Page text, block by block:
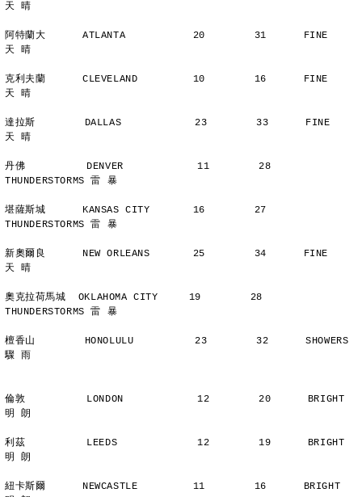
天 晴
阿特蘭大      ATLANTA           20        31      FINE
天 晴
克利夫蘭      CLEVELAND         10        16      FINE
天 晴
達拉斯        DALLAS            23        33      FINE
天 晴
丹佛          DENVER            11        28
THUNDERSTORMS 雷 暴
堪薩斯城      KANSAS CITY       16        27
THUNDERSTORMS 雷 暴
新奧爾良      NEW ORLEANS       25        34      FINE
天 晴
奧克拉荷馬城  OKLAHOMA CITY     19        28
THUNDERSTORMS 雷 暴
檀香山        HONOLULU          23        32      SHOWERS
驟 雨
倫敦          LONDON            12        20      BRIGHT
明 朗
利茲          LEEDS             12        19      BRIGHT
明 朗
紐卡斯爾      NEWCASTLE         11        16      BRIGHT